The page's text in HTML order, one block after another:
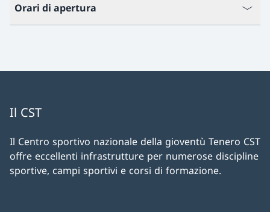
Orari di apertura
Il CST
Il Centro sportivo nazionale della gioventù Tenero CST
offre eccellenti infrastrutture per numerose discipline
sportive, campi sportivi e corsi di formazione.